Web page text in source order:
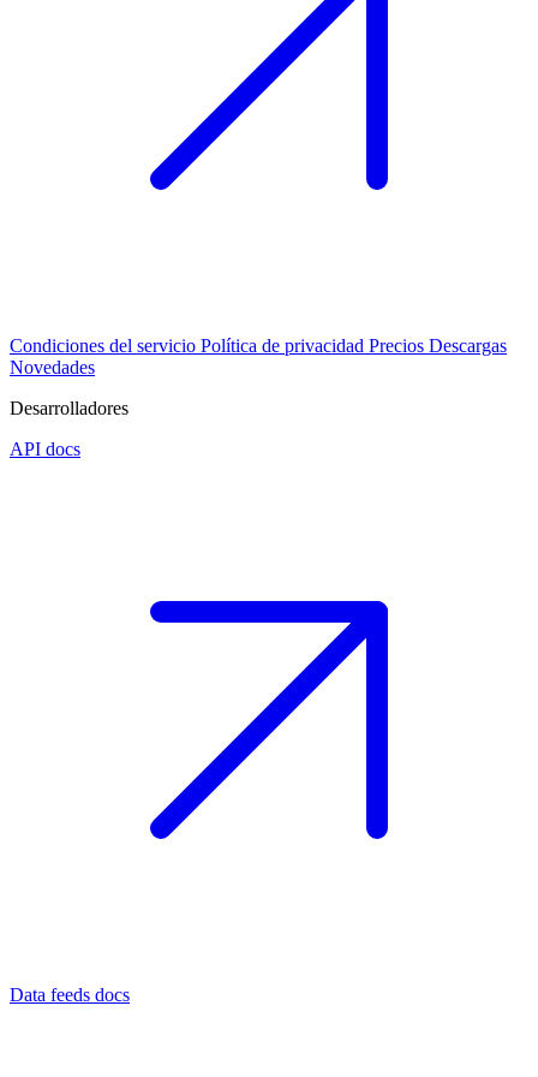
Condiciones del servicio Política de privacidad Precios Descargas
Novedades
Desarrolladores
API docs
Data feeds docs